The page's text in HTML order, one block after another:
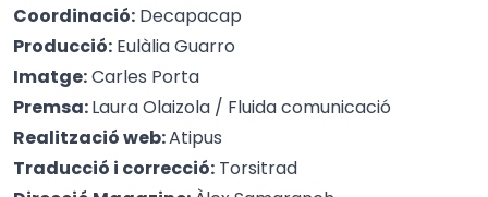
Coordinació: Decapacap
Producció: Eulàlia Guarro
Imatge:Carles Porta
Premsa:Laura Olaizola / Fluida comunicació
Realització web:Atipus
Traducció i correcció: Torsitrad